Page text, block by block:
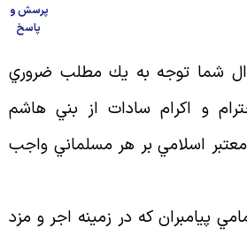
پرسش و
پاسخ
شما توجه به يك مطلب ضروري
و اكرام سادات از بني هاشم
اسلامي بر هر مسلماني واجب
پيامبران كه در زمينه اجر و مزد